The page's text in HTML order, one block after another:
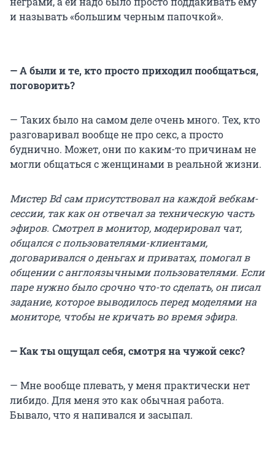
и называть «большим черным папочкой».
— А были и те, кто просто приходил пообщаться,
поговорить?
— Таких было на самом деле очень много. Тех, кто
разговаривал вообще не про секс, а просто
буднично. Может, они по каким-то причинам не
могли общаться с женщинами в реальной жизни.
Мистер Bd сам присутствовал на каждой вебкам-
сессии, так как он отвечал за техническую часть
эфиров. Смотрел в монитор, модерировал чат,
общался с пользователями-клиентами,
договаривался о деньгах и приватах, помогал в
общении с англоязычными пользователями. Если
паре нужно было срочно что-то сделать, он писал
задание, которое выводилось перед моделями на
мониторе, чтобы не кричать во время эфира.
— Как ты ощущал себя, смотря на чужой секс?
— Мне вообще плевать, у меня практически нет
либидо. Для меня это как обычная работа.
Бывало, что я напивался и засыпал.